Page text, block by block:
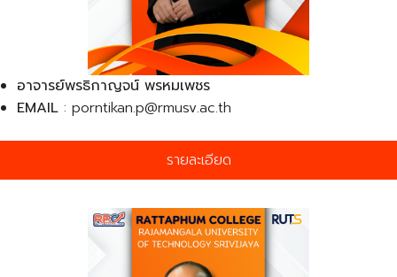
อาจารย์พรธิกาญจน์ พรหมเพชร
EMAIL : porntikan.p@rmusv.ac.th
รายละเอียด